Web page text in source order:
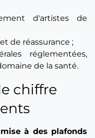
d'artistes de
de réassurance ;
réglementées,
de la santé.
chiffre
à des plafonds